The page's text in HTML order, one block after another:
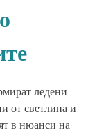
ледени
от светлина и
в нюанси на